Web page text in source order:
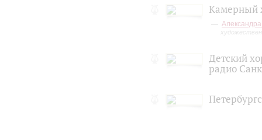
Камерный
Детский
радио